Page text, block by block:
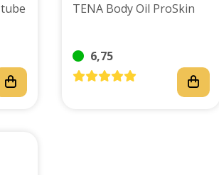
TENA Body Oil ProSkin
6,75